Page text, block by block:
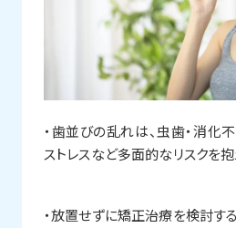
・歯並びの乱れは、虫歯・消化
ストレスなど多面的なリスクを抱
・放置せずに矯正治療を検討す